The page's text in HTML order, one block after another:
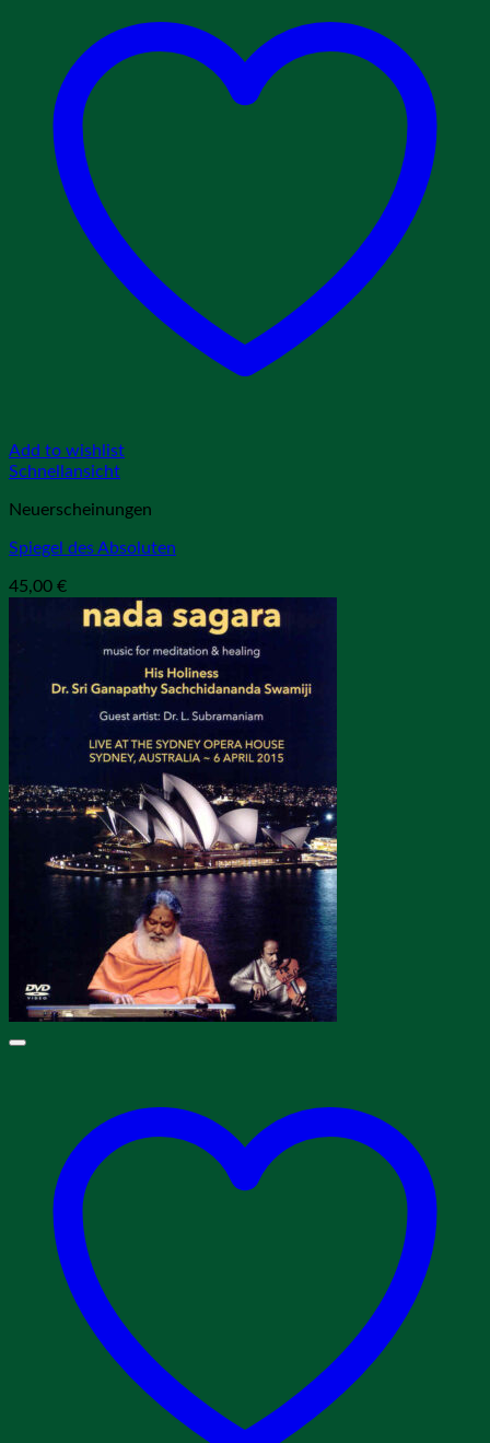
Add to wishlist
Schnellansicht
Neuerscheinungen
Spiegel des Absoluten
45,00 €